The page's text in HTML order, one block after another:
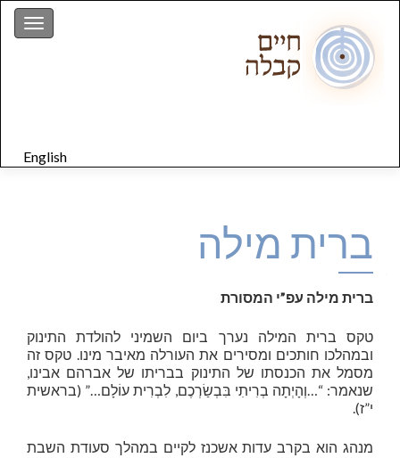
English
ברית מילה
ברית מילה עפ”י המסורת
טקס ברית המילה נערך ביום השמיני להולדת התינוק
ובמהלכו חותכים ומסירים את העורלה מאיבר מינו. טקס זה
מסמל את הכנסתו של התינוק בבריתו של אברהם אבינו,
שנאמר: “…וְהָיְתָה בְרִיתִי בִּבְשַׂרְכֶם, לִבְרִית עוֹלָם…” (בראשית
י”ז).
מנהג הוא בקרב עדות אשכנז לקיים במהלך סעודת השבת